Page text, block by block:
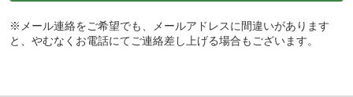
※メール連絡をご希望でも、メールアドレスに間違いがあります
と、やむなくお電話にてご連絡差し上げる場合もございます。